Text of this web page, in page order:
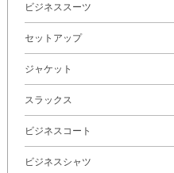
ビジネススーツ
セットアップ
ジャケット
スラックス
ビジネスコート
ビジネスシャツ